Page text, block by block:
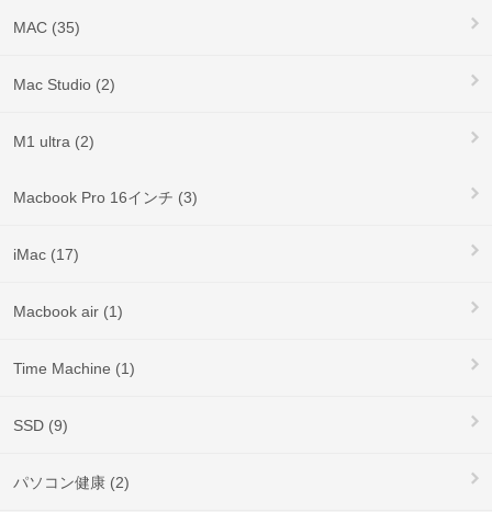
MAC (35)
Mac Studio (2)
M1 ultra (2)
Macbook Pro 16インチ (3)
iMac (17)
Macbook air (1)
Time Machine (1)
SSD (9)
パソコン健康 (2)